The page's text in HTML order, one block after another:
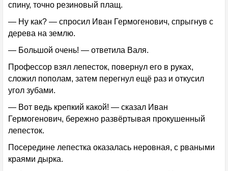
спину, точно резиновый плащ.
— Ну как? — спросил Иван Гермогенович, спрыгнув с
дерева на землю.
— Большой очень! — ответила Валя.
Профессор взял лепесток, повернул его в руках,
сложил пополам, затем перегнул ещё раз и откусил
угол зубами.
— Вот ведь крепкий какой! — сказал Иван
Гермогенович, бережно развёртывая прокушенный
лепесток.
Посередине лепестка оказалась неровная, с рваными
краями дырка.